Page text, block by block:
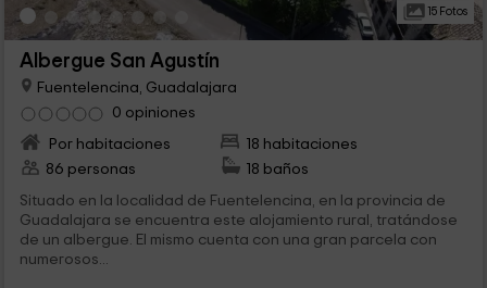
15 Fotos
Albergue San Agustín
Fuentelencina, Guadalajara
0 opiniones
Por habitaciones
18 habitaciones
86 personas
18 baños
Situado en la localidad de Fuentelencina, en la provincia de
Guadalajara se encuentra este alojamiento rural, tratándose
de un albergue. El mismo cuenta con una gran parcela con
numerosos...